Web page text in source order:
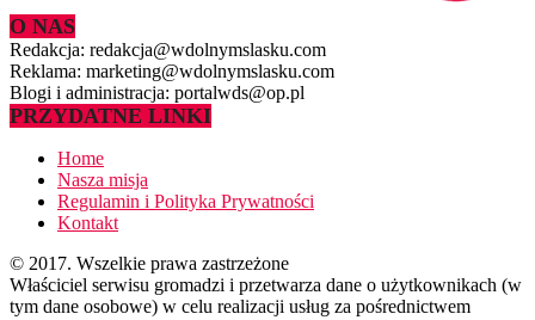
O NAS
Redakcja: redakcja@wdolnymslasku.com
Reklama: marketing@wdolnymslasku.com
Blogi i administracja: portalwds@op.pl
PRZYDATNE LINKI
Home
Nasza misja
Regulamin i Polityka Prywatności
Kontakt
© 2017. Wszelkie prawa zastrzeżone
Właściciel serwisu gromadzi i przetwarza dane o użytkownikach (w
tym dane osobowe) w celu realizacji usług za pośrednictwem